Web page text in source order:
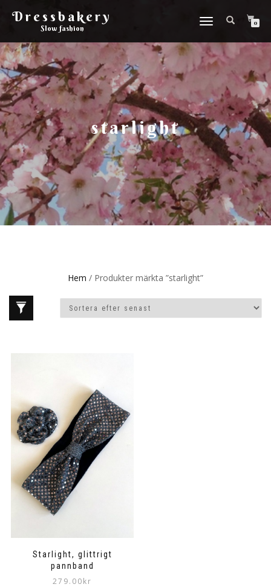
Dressbakery
Slow fashion
Slå
navigering
0
starlight
Hem / Produkter märkta ”starlight”
Starlight, glittrigt
pannband
279.00kr